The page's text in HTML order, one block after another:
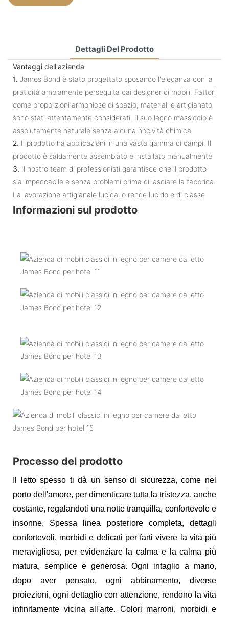
Dettagli Del Prodotto
Vantaggi dell'azienda
1. James Bond è stato progettato sposando l'eleganza con la
praticità ampiamente perseguita dai designer di mobili. Fattori
come proporzioni armoniose di spazio, materiali e artigianato
sono stati attentamente considerati. Il suo legno massiccio è
assolutamente naturale senza alcuna nocività chimica
2. Il prodotto ha applicazioni in una vasta gamma di campi. Il
prodotto è saldamente assemblato e installato manualmente
3. Il nostro team di professionisti garantisce che il prodotto
sia impeccabile e senza problemi prima di lasciare la fabbrica.
La lavorazione artigianale lucida lo rende lucido e di classe
Informazioni sul prodotto
Processo del prodotto
Il letto spesso ti dà un senso di sicurezza, come nel
porto dell'amore, per dimenticare tutta la tristezza, anche
costante, regalandoti una notte tranquilla, confortevole e
insonne. Spessa linea posteriore completa, dettagli
confortevoli, morbidi e delicati per farti vivere la vita più
meravigliosa, per evidenziare la calma e la calma più
matura, semplice e generosa. Ogni intaglio a mano,
dopo aver pensato, ogni abbinamento, diverse
proiezioni, ogni dettaglio con attenzione, rendono la vita
infinitamente vicina all'arte. Colori marroni, morbidi e